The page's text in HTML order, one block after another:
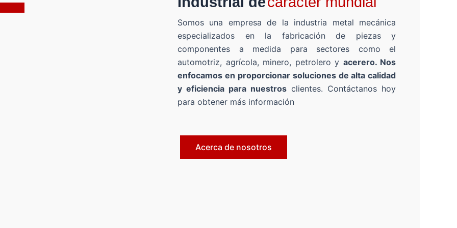
Somos una empresa de la industria metal mecánica
especializados en la fabricación de piezas y
componentes a medida para sectores como el
automotriz, agrícola, minero, petrolero y acerero. Nos
enfocamos en proporcionar soluciones de alta calidad
y eficiencia para nuestros clientes. Contáctanos hoy
para obtener más información
Acerca de nosotros